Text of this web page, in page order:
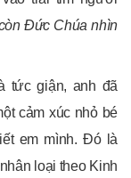
Đức Chúa nhìn
tức giận, anh đã
cảm xúc nhỏ bé
em mình. Đó là
loại theo Kinh